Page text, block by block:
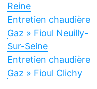
Reine
Entretien chaudière
Gaz » Fioul Neuilly-
Sur-Seine
Entretien chaudière
Gaz » Fioul Clichy